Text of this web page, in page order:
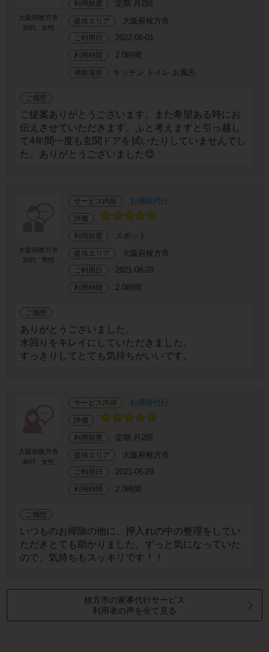
大阪府枚方市
30代
女性
利用頻度 定期 月2回
提供エリア 大阪府枚方市
ご利用日 2022-06-01
利用時間 2.0時間
掃除場所 キッチン トイレ お風呂
ご感想
ご提案ありがとうございます。また希望ある時にお
伝えさせていただきます、ふと考えますと引っ越し
て4年間一度も玄関ドアを拭いたりしていませんでし
た。ありがとうございました😊
大阪府枚方市
30代
男性
サービス内容 お掃除代行
評価
利用頻度 スポット
提供エリア 大阪府枚方市
ご利用日 2021-08-28
利用時間 2.0時間
ご感想
ありがとうございました。
水回りをキレイにしていただきました。
すっきりしてとても気持ちがいいです。
大阪府枚方市
40代
女性
サービス内容 お掃除代行
評価
利用頻度 定期 月2回
提供エリア 大阪府枚方市
ご利用日 2021-06-29
利用時間 2.0時間
ご感想
いつものお掃除の他に、押入れの中の整理をしてい
ただきとても助かりました。ずっと気になっていた
ので、気持ちもスッキリです！！
枚方市の家事代行サービス
利用者の声を全て見る